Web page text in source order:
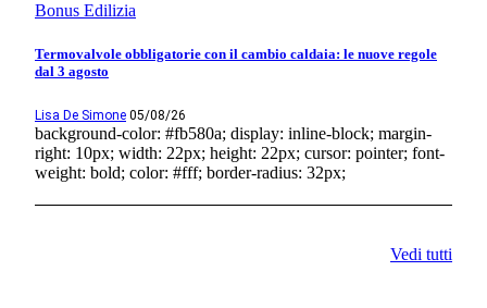
Bonus Edilizia
Termovalvole obbligatorie con il cambio caldaia: le nuove regole
dal 3 agosto
Lisa De Simone 05/08/26
background-color: #fb580a; display: inline-block; margin-
right: 10px; width: 22px; height: 22px; cursor: pointer; font-
weight: bold; color: #fff; border-radius: 32px;
Vedi tutti